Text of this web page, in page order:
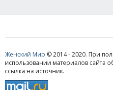
Женский Мир © 2014 - 2020. При
использовании материалов сайта
ссылка на источник.